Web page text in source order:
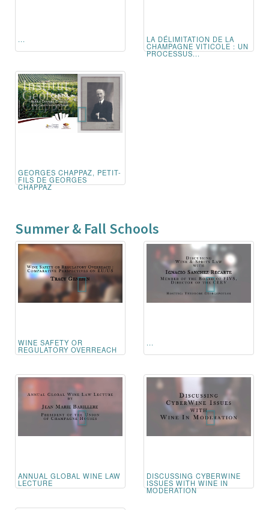
... LA DÉLIMITATION DE LA
CHAMPAGNE VITICOLE : UN
PROCESSUS...
GEORGES CHAPPAZ, PETIT-
FILS DE GEORGES
CHAPPAZ
Summer & Fall Schools
WINE SAFETY OR
REGULATORY OVERREACH
...
ANNUAL GLOBAL WINE LAW
LECTURE
DISCUSSING CYBERWINE
ISSUES WITH WINE IN
MODERATION